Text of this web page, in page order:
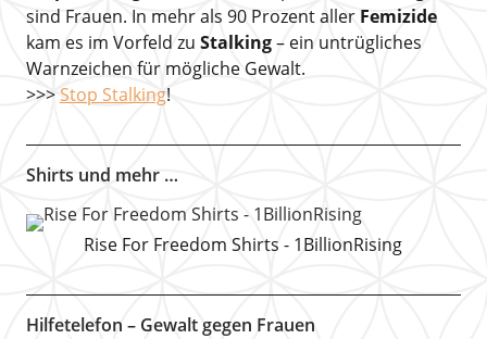
sind Frauen. In mehr als 90 Prozent aller Femizide
kam es im Vorfeld zu Stalking– ein untrügliches
Warnzeichen für mögliche Gewalt.
>>> Stop Stalking!
Shirts und mehr …
Rise For Freedom Shirts - 1BillionRising
Hilfetelefon – Gewalt gegen Frauen